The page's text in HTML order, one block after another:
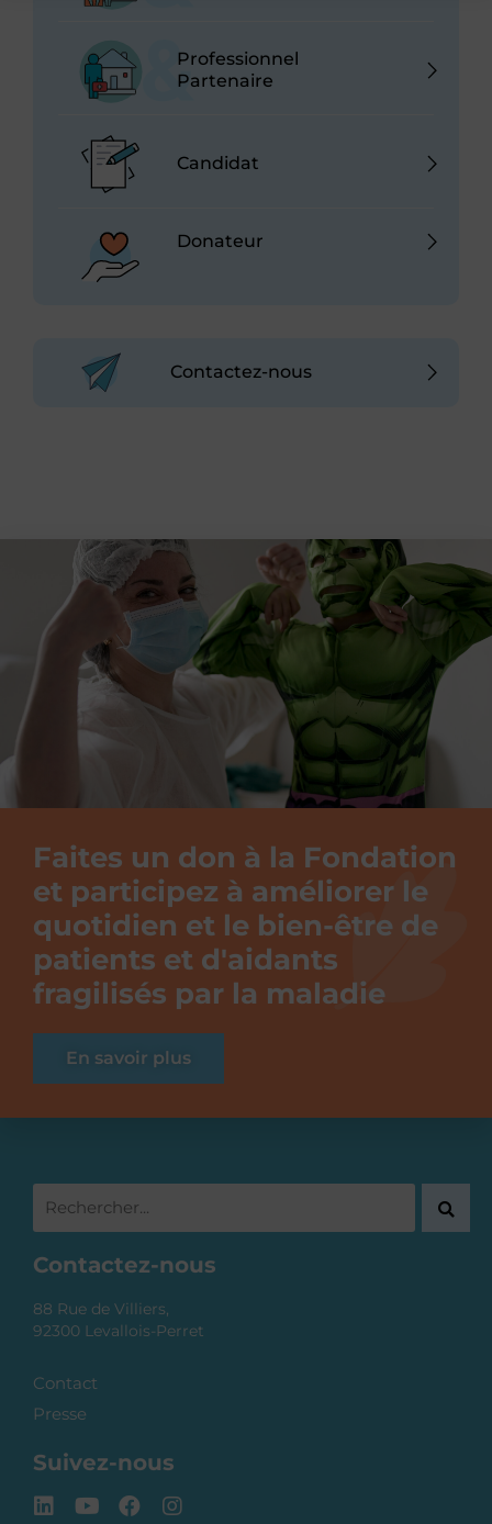
Professionnel
Partenaire
Candidat
Donateur
Contactez-nous
Faites un don à la Fondation
et participez à améliorer le
quotidien et le bien-être de
patients et d'aidants
fragilisés par la maladie
En savoir plus
Contactez-nous
88 Rue de Villiers,
92300 Levallois-Perret
Contact
Presse
Suivez-nous
L
Y
F
I